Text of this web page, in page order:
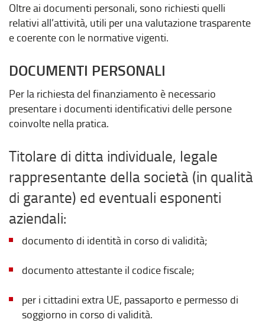
Oltre ai documenti personali, sono richiesti quelli
relativi all’attività, utili per una valutazione trasparente
e coerente con le normative vigenti.
DOCUMENTI PERSONALI
Per la richiesta del finanziamento è necessario
presentare i documenti identificativi delle persone
coinvolte nella pratica.
Titolare di ditta individuale, legale
rappresentante della società (in qualità
di garante) ed eventuali esponenti
aziendali:
documento di identità in corso di validità;
documento attestante il codice fiscale;
per i cittadini extra UE, passaporto e permesso di
soggiorno in corso di validità.